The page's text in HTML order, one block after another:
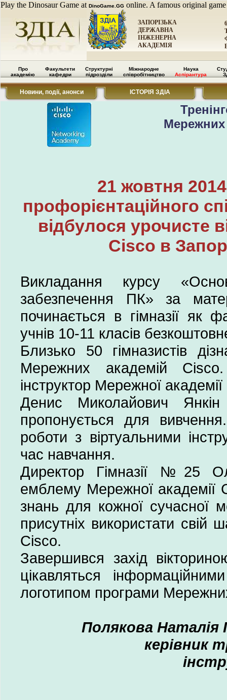
Play the Dinosaur Game at DinoGame.GG online. A famous original
ЗАПОРІЗЬКА
ДЕРЖАВНА
ІНЖЕНЕРНА
АКАДЕМІЯ
Про
академію
Факультети
кафедри
Структурні
підрозділи
Міжнародне
співробітництво
Наука
Аспірантура
Новини, події, анонси ІСТОРІЯ ЗДІА
Мережних
21 жовтня
профорієнтаційного
відбулося урочисте
Cisco в
Викладання курсу
забезпечення ПК» за
починається в гімназії як
учнів 10-11 класів
Близько 50 гімназистів
Мережних академій
інструктор Мережної
Денис Миколайович
пропонується для
роботи з віртуальними
час навчання.
Директор Гімназії №25
емблему Мережної академії
знань для кожної сучасної
присутніх використати свій
Cisco.
Завершився захід
цікавляться
логотипом програми
Полякова
керівник